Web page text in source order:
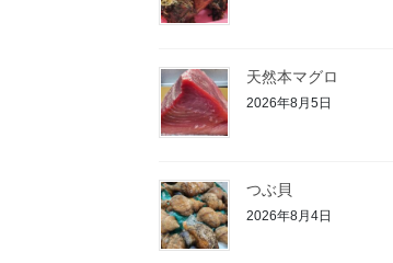
天然本マグロ
2026年8月5日
つぶ貝
2026年8月4日